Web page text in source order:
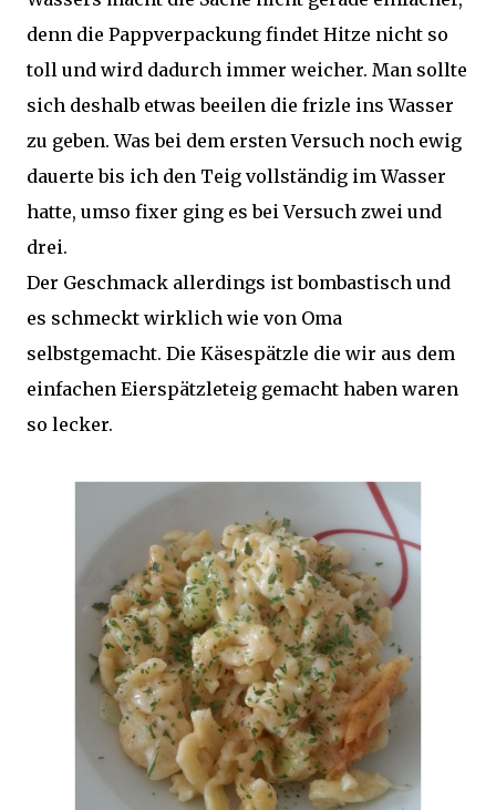
denn die Pappverpackung findet Hitze nicht so
toll und wird dadurch immer weicher. Man sollte
sich deshalb etwas beeilen die frizle ins Wasser
zu geben. Was bei dem ersten Versuch noch ewig
dauerte bis ich den Teig vollständig im Wasser
hatte, umso fixer ging es bei Versuch zwei und
drei.
Der Geschmack allerdings ist bombastisch und
es schmeckt wirklich wie von Oma
selbstgemacht. Die Käsespätzle die wir aus dem
einfachen Eierspätzleteig gemacht haben waren
so lecker.